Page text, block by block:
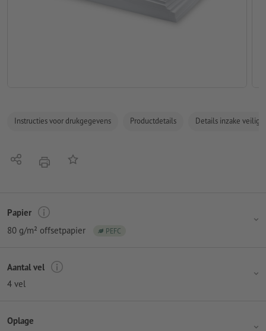
Instructies voor drukgegevens Productdetails Details inzake
Delen afdrukkenOp de lijst
Papier
80 g/m² offsetpapier
PEFC
Aantal vel
4 vel
Oplage